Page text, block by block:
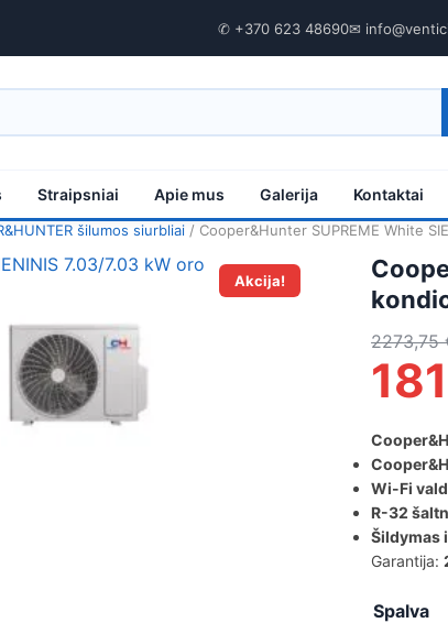
✆ +370 623 48690✉
Straipsniai Apie mus Galerija Kontaktai
šilumos siurbliai / Cooper&Hunter SUPREME White
Akcija!
2273,75
Wi-Fi
R-32
Šildymas
Garantija:
Spalva